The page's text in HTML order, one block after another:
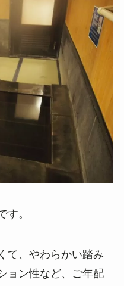
す。
て、やわらかい踏み
ョン性など、ご年配